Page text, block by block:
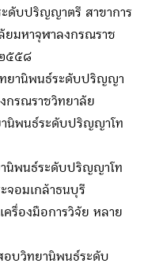
ดับปริญญาตรี สาขาการ
ยมหาจุฬาลงกรณราช
๕๕๘
ยานิพนธ์ระดับปริญญา
กรณราชวิทยาลัย
นิพนธ์ระดับปริญญาโท
นิพนธ์ระดับปริญญาโท
จอมเกล้าธนบุรี
รื่องมือการวิจัย หลาย
อบวิทยานิพนธ์ระดับ